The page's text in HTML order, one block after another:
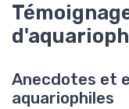
Anecdotes et
aquariophiles